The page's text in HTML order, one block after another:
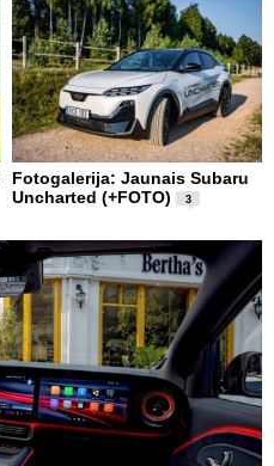
Fotogalerija: Jaunais Subaru
Uncharted (+FOTO)
3